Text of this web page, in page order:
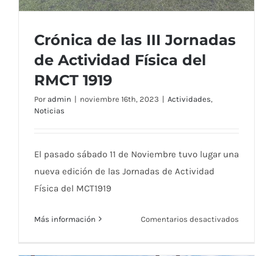
Crónica de las III Jornadas de Actividad
Crónica de las III Jornadas
de Actividad Física del
RMCT 1919
Por admin | noviembre 16th, 2023 | Actividades,
Noticias
El pasado sábado 11 de Noviembre tuvo lugar una
nueva edición de las Jornadas de Actividad
Física del MCT1919
Más información Comentarios desactivados